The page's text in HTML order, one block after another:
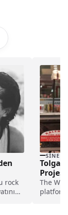
rock
Tolga
Projesi
The